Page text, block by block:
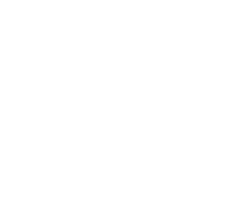
Continúan los
se detectan alimentos
Estos son los